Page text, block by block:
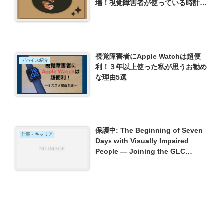
場！視覚障害者が使っている時計を
デバイス紹介
視覚障害者にApple Watchは超便
利！３年以上使った私が思うお勧め
な理由5選
仕事・キャリア
保護中: The Beginning of Seven
Days with Visually Impaired
People — Joining the GLC